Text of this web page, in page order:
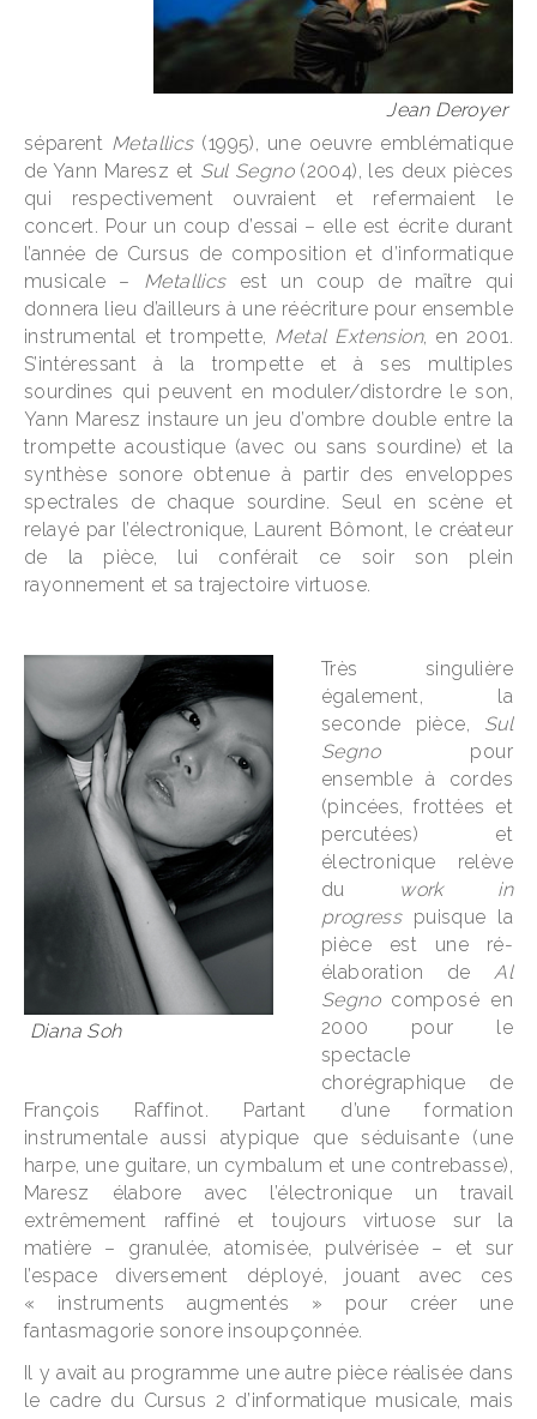
Jean Deroyer
séparent Metallics(1995), une oeuvre emblématique
de Yann Maresz et Sul Segno (2004), les deux pièces
qui respectivement ouvraient et refermaient le
concert. Pour un coup d’essai – elle est écrite durant
l’année de Cursus de composition et d’informatique
musicale – Metallicsest un coup de maître qui
donnera lieu d’ailleurs à une réécriture pour ensemble
instrumental et trompette, Metal Extension, en 2001.
S’intéressant à la trompette et à ses multiples
sourdines qui peuvent en moduler/distordre le son,
Yann Maresz instaure un jeu d’ombre double entre la
trompette acoustique (avec ou sans sourdine) et la
synthèse sonore obtenue à partir des enveloppes
spectrales de chaque sourdine. Seul en scène et
relayé par l’électronique, Laurent Bômont, le créateur
de la pièce, lui conférait ce soir son plein
rayonnement et sa trajectoire virtuose.
Diana Soh
Très singulière
également, la
seconde pièce, Sul
Segnopour
ensemble à cordes
(pincées, frottées et
percutées) et
électronique relève
du work in
progress puisque la
pièce est une ré-
élaboration de Al
Segno composé en
2000 pour le
spectacle
chorégraphique de
François Raffinot. Partant d’une formation
instrumentale aussi atypique que séduisante (une
harpe, une guitare, un cymbalum et une contrebasse),
Maresz élabore avec l’électronique un travail
extrêmement raffiné et toujours virtuose sur la
matière – granulée, atomisée, pulvérisée – et sur
l’espace diversement déployé, jouant avec ces
« instruments augmentés » pour créer une
fantasmagorie sonore insoupçonnée.
Il y avait au programme une autre pièce réalisée dans
le cadre du Cursus 2 d’informatique musicale, mais